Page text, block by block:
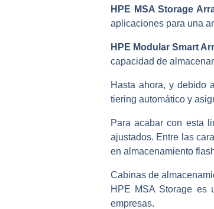
HPE MSA Storage
aplicaciones para una
HPE Modular Smart
capacidad de
Hasta ahora, y debido
tiering automático y
Para acabar con esta
ajustados. Entre las
en almacenamiento
Cabinas de
HPE MSA Storage es
empresas.